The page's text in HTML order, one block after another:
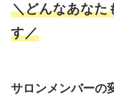
＼どんなあなた
す／
サロンメンバーの